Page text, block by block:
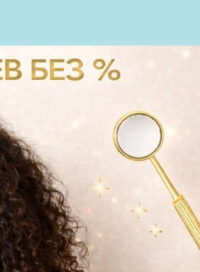
пн-сб: с 9.00-20.00
вс: с 10.00 до 18.00
8 (843) 216-51-00